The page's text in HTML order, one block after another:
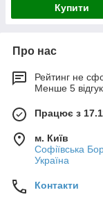
Купити
Про нас
Рейтинг не
Менше 5
Працює з
м. Київ
Софіївська
Україна
Контакти